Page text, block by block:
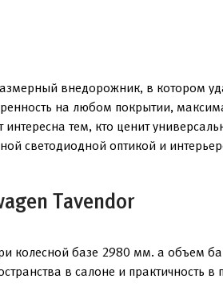
внедорожник, в котором
на любом покрытии,
тем, кто ценит
светодиодной оптикой и
Tavendor
колесной базе 2980 мм. а объем
в салоне и практичность в